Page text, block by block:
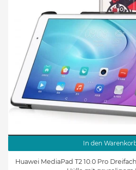
In den
Huawei MediaPad T2 10.0 Pro